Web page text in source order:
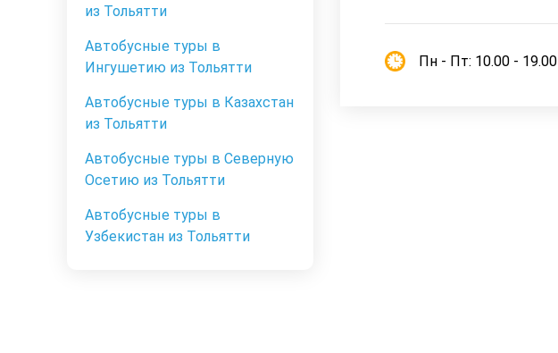
из Тольятти
Автобусные туры в
Ингушетию из Тольятти
Автобусные туры в Казахстан
из Тольятти
Автобусные туры в Северную
Осетию из Тольятти
Автобусные туры в
Узбекистан из Тольятти
Пн - Пт: 10.00 - 19.00